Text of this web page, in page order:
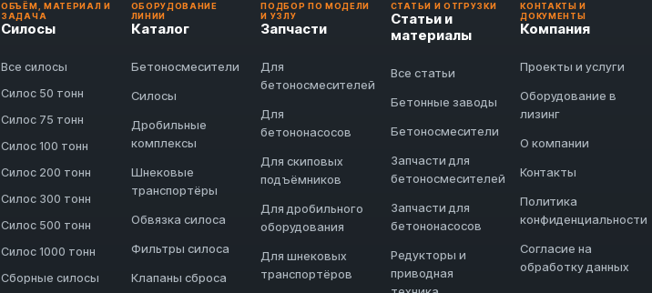
ОБЪЁМ, МАТЕРИАЛ И
ЗАДАЧА
Силосы
Все силосы
Силос 50 тонн
Силос 75 тонн
Силос 100 тонн
Силос 200 тонн
Силос 300 тонн
Силос 500 тонн
Силос 1000 тонн
Сборные силосы
ОБОРУДОВАНИЕ
ЛИНИИ
Каталог
Бетоносмесители
Силосы
Дробильные
комплексы
Шнековые
транспортёры
Обвязка силоса
Фильтры силоса
Клапаны сброса
ПОДБОР ПО МОДЕЛИ
И УЗЛУ
Запчасти
Для
бетоносмесителей
Для
бетононасосов
Для скиповых
подъёмников
Для дробильного
оборудования
Для шнековых
транспортёров
СТАТЬИ И ОТГРУЗКИ
Статьи и
материалы
Все статьи
Бетонные заводы
Бетоносмесители
Запчасти для
бетоносмесителей
Запчасти для
бетононасосов
Редукторы и
приводная
КОНТАКТЫ И
ДОКУМЕНТЫ
Компания
Проекты и услуги
Оборудование в
лизинг
О компании
Контакты
Политика
конфиденциальности
Согласие на
обработку данных